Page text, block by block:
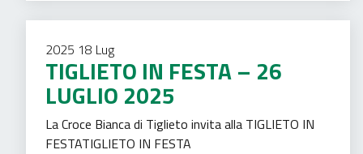
2025 18 Lug
TIGLIETO IN FESTA – 26
LUGLIO 2025
La Croce Bianca di Tiglieto invita alla TIGLIETO IN
FESTATIGLIETO IN FESTA